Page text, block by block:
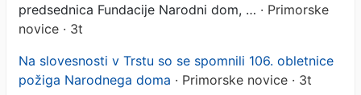
predsednica Fundacije Narodni dom, … · Primorske
novice · 3t
Na slovesnosti v Trstu so se spomnili 106. obletnice
požiga Narodnega doma · Primorske novice · 3t